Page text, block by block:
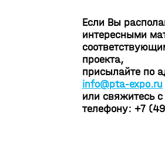
Если Вы
интересными
проекта,
присылайте по
info@pta-expo.ru
или свяжитесь
телефону: +7